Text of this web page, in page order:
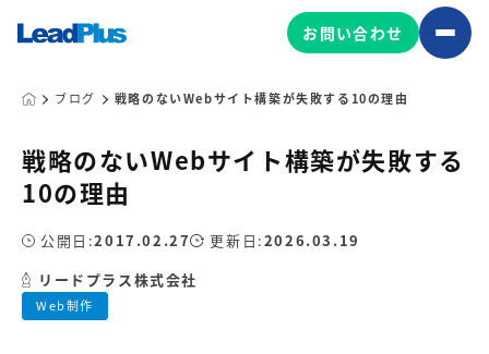
広告プロモーション
MA/CRM/SFA導入・運用
Web制作
マーケティングコンサルティング
Leadplus One
お問い合わせ
ブログ 戦略のないWebサイト構築が失敗する10の理由
戦略のないWebサイト構築が失敗する
10の理由
Web制作
公開日:2017.02.27 更新日:2026.03.19
リードプラス株式会社